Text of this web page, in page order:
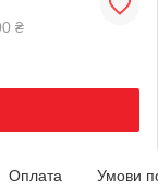
₴
Оплата Умови